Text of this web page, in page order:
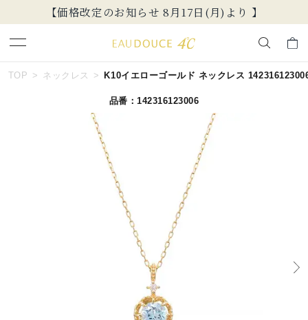
【価格改定のお知らせ 8月17日(月)より 】
キーワードで検索する
人気検索キーワード
#ダイヤモンド ネックレス
#エタニティ
TOP ネックレス K10イエローゴールド ネックレス
品番：142316123006